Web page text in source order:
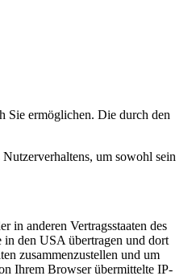
Sie ermöglichen. Die durch den
um sowohl sein
anderen Vertragsstaaten des
den USA übertragen und dort
zusammenzustellen und um
Ihrem Browser übermittelte IP-